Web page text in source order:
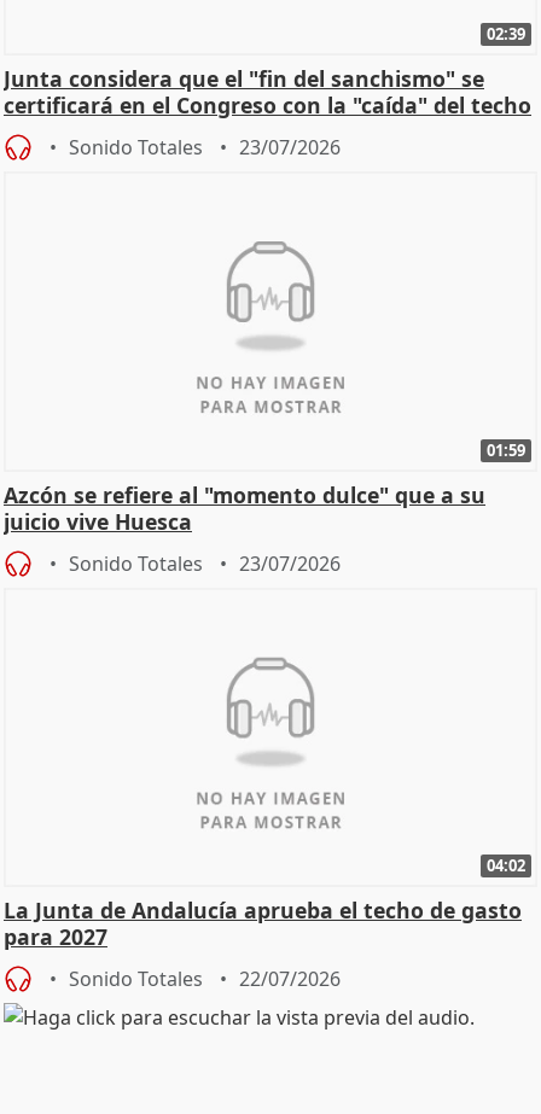
02:39
Junta considera que el "fin del sanchismo" se
certificará en el Congreso con la "caída" del techo
de
Sonido Totales 23/07/2026
01:59
Azcón se refiere al "momento dulce" que a su
juicio vive Huesca
Sonido Totales 23/07/2026
04:02
La Junta de Andalucía aprueba el techo de gasto
para 2027
Sonido Totales 22/07/2026